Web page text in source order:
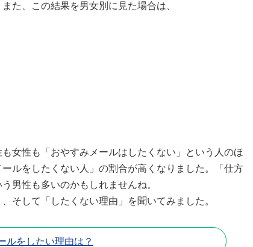
た、この結果を男女別に見た場合は、
女性も「おやすみメールはしたくない」という人のほ
ルをしたくない人」の割合が高くなりました。「仕方
男性も多いのかもしれませんね。
そして「したくない理由」を聞いてみました。
ルをしたい理由は？